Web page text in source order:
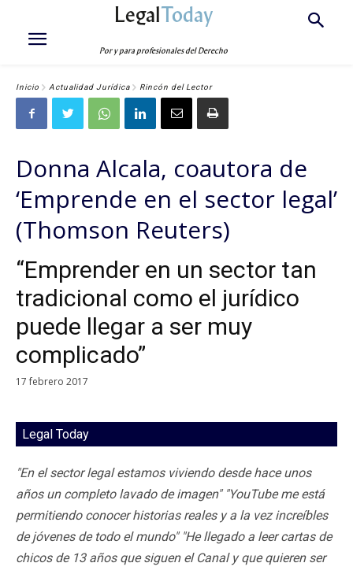
LegalToday
Por y para profesionales del Derecho
Inicio Actualidad Jurídica Rincón del Lector
Donna Alcala, coautora de
‘Emprende en el sector legal’
(Thomson Reuters)
“Emprender en un sector tan
tradicional como el jurídico
puede llegar a ser muy
complicado”
17 febrero 2017
Legal Today
"En el sector legal estamos viviendo desde hace unos
años un completo lavado de imagen" "YouTube me está
permitiendo conocer historias reales y a la vez increíbles
de jóvenes de todo el mundo" "He llegado a leer cartas de
chicos de 13 años que siguen el Canal y que quieren ser